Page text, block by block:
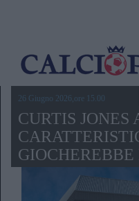
26 Giugno 2026,ore 15.00
CURTIS JONES